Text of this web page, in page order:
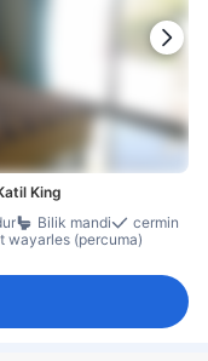
King
Bilik mandi
cermin
wayarles (percuma)